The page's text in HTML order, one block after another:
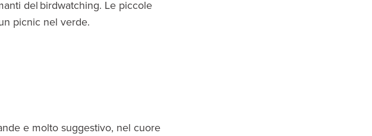
del birdwatching. Le piccole
picnic nel verde.
e molto suggestivo, nel cuore